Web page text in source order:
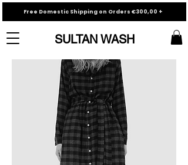
SULTAN WASH
Free Domestic Shipping on Orders €300,00 +